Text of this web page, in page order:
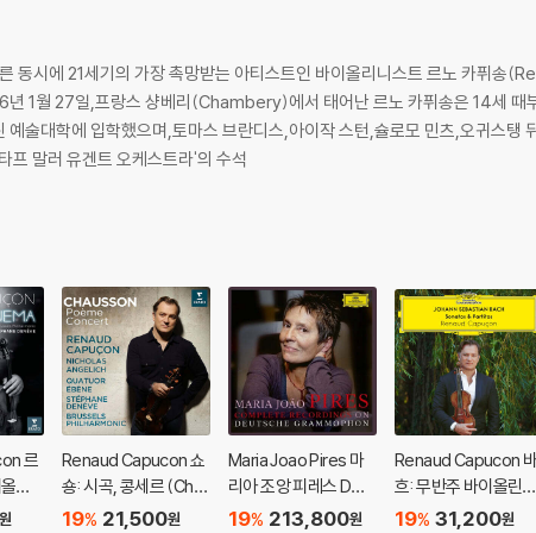
동시에 21세기의 가장 촉망받는 아티스트인 바이올리니스트 르노 카퓌송
년 1월 27일,프랑스 샹베리(Chambery)에서 태어난 르노 카퓌송은 14세 때
술대학에 입학했으며,토마스 브란디스,아이작 스턴,슐로모 민츠,오귀스탱
프 말러 유겐트 오케스트라'의 수석
르
린
악
원
Renaud Capucon 쇼
숑: 시곡, 콩세르 (Cha
usson: Poeme Conc
21,500원
19%
Maria Joao Pires 마
리아 조앙 피레스 DG
녹음 전집 (Complete
213,800원
19%
Renaud Capucon
흐: 무반주 바이올린을
위한 소나타와 파르티
31,200원
19%